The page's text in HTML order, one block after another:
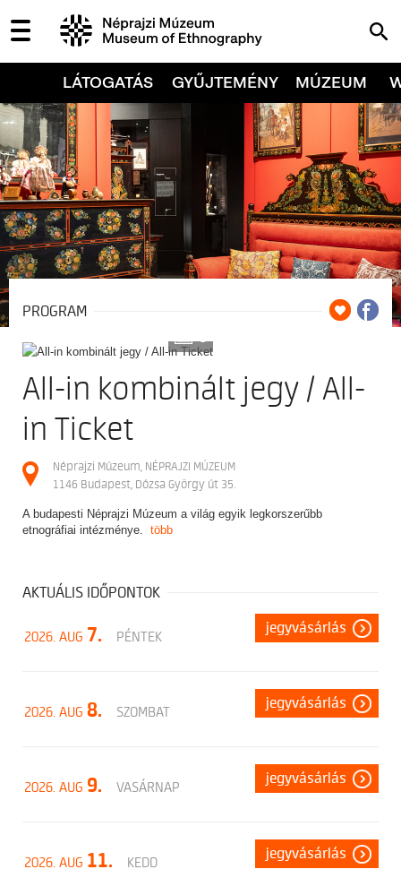
LÁTOGATÁS GYŰJTEMÉNY MÚZEUM
PROGRAM
9
All-in kombinált jegy / All-
in Ticket
Néprajzi Múzeum, NÉPRAJZI MÚZEUM
1146 Budapest, Dózsa György út 35.
A budapesti Néprajzi Múzeum a világ egyik legkorszerűbb
etnográfiai intézménye. több
AKTUÁLIS IDŐPONTOK
2026. AUG 7. PÉNTEK
jegyvásárlás
2026. AUG 8. SZOMBAT
jegyvásárlás
2026. AUG 9. VASÁRNAP
jegyvásárlás
2026. AUG 11. KEDD
jegyvásárlás